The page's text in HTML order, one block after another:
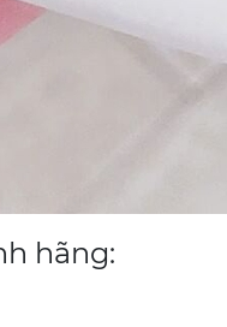
hãng: